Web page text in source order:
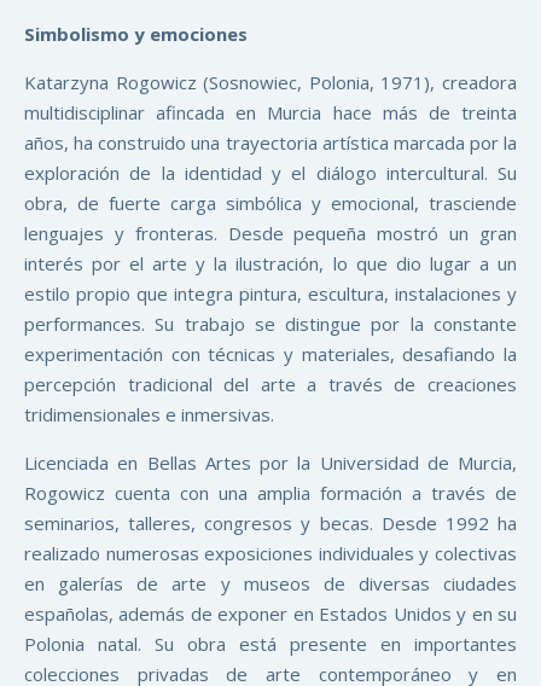
Simbolismo y emociones
Katarzyna Rogowicz (Sosnowiec, Polonia, 1971), creadora
multidisciplinar afincada en Murcia hace más de treinta
años, ha construido una trayectoria artística marcada por la
exploración de la identidad y el diálogo intercultural. Su
obra, de fuerte carga simbólica y emocional, trasciende
lenguajes y fronteras. Desde pequeña mostró un gran
interés por el arte y la ilustración, lo que dio lugar a un
estilo propio que integra pintura, escultura, instalaciones y
performances. Su trabajo se distingue por la constante
experimentación con técnicas y materiales, desafiando la
percepción tradicional del arte a través de creaciones
tridimensionales e inmersivas.
Licenciada en Bellas Artes por la Universidad de Murcia,
Rogowicz cuenta con una amplia formación a través de
seminarios, talleres, congresos y becas. Desde 1992 ha
realizado numerosas exposiciones individuales y colectivas
en galerías de arte y museos de diversas ciudades
españolas, además de exponer en Estados Unidos y en su
Polonia natal. Su obra está presente en importantes
colecciones privadas de arte contemporáneo y en